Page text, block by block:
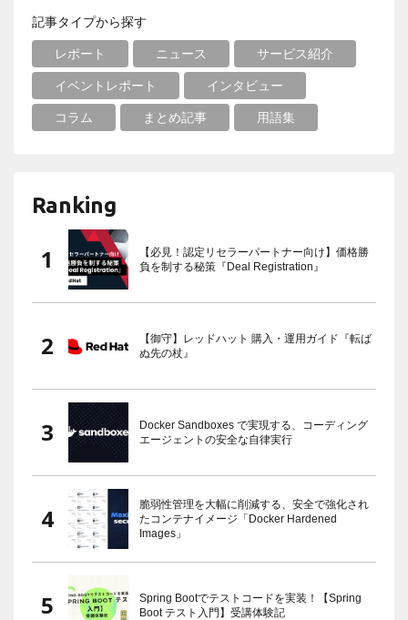
記事タイプから探す
レポート ニュース サービス紹介
イベントレポート インタビュー
コラム まとめ記事 用語集
Ranking
【必見！認定リセラーパートナー向け】価格勝
負を制する秘策『Deal Registration』
【御守】レッドハット 購入・運用ガイド『転ば
ぬ先の杖』
Docker Sandboxes で実現する、コーディング
エージェントの安全な自律実行
脆弱性管理を大幅に削減する、安全で強化され
たコンテナイメージ「Docker Hardened
Images」
Spring Bootでテストコードを実装！【Spring
Boot テスト入門】受講体験記